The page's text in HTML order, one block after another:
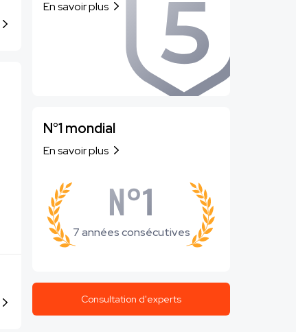
En savoir plus
N°1 mondial
En savoir plus
N°1
7 années consécutives
Consultation d'experts